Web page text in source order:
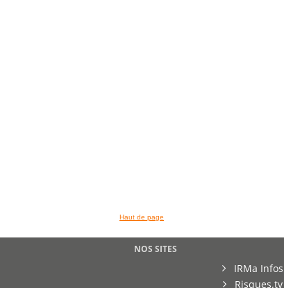
Haut de page
NOS SITES
IRMa Infos
Risques.tv